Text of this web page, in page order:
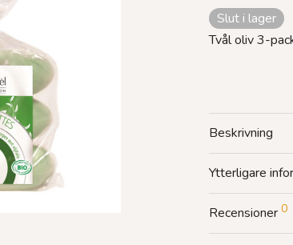
Slut i lager
Tvål oliv 3-
Beskrivning
Ytterligare
Recensioner 0